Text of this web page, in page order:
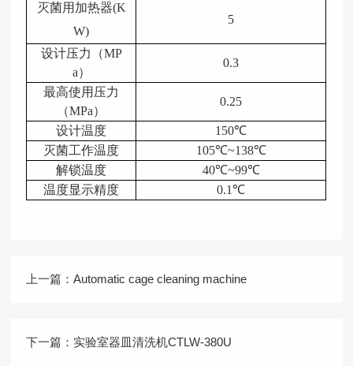
灭菌用加热器(K
W)
5
设计压力（MP
a）
0.3
最高使用压力
（MPa）
0.25
设计温度
150℃
灭菌工作温度
105℃~138℃
解锁温度
40℃~99℃
温度显示精度
0.1℃
上一篇：Automatic cage cleaning machine
下一篇： 实验室器皿清洗机CTLW-380U